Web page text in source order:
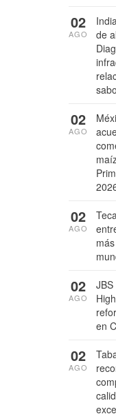
de
02
AGO
02
AGO
02
AGO
en
02
AGO
02
AGO